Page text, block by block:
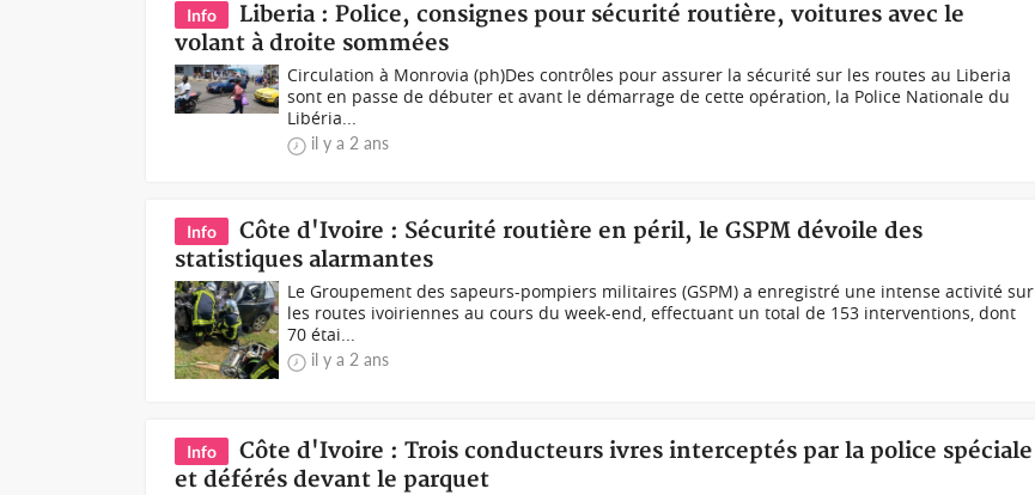
Info
Liberia : Police, consignes pour sécurité routière, voitures avec le
volant à droite sommées
Circulation à Monrovia (ph)Des contrôles pour assurer la sécurité sur les routes au Liberia
sont en passe de débuter et avant le démarrage de cette opération, la Police Nationale du
Libéria...
il y a 2 ans
Info
Côte d'Ivoire : Sécurité routière en péril, le GSPM dévoile des
statistiques alarmantes
Le Groupement des sapeurs-pompiers militaires (GSPM) a enregistré une intense activité sur
les routes ivoiriennes au cours du week-end, effectuant un total de 153 interventions, dont
70 étai...
il y a 2 ans
Info
Côte d'Ivoire : Trois conducteurs ivres interceptés par la police spéciale
et déférés devant le parquet